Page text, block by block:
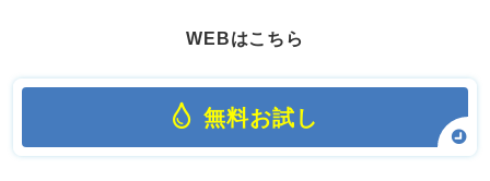
WEBはこちら
無料お試し